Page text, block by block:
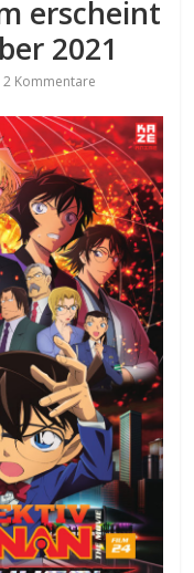
erscheint
2021
2 Kommentare